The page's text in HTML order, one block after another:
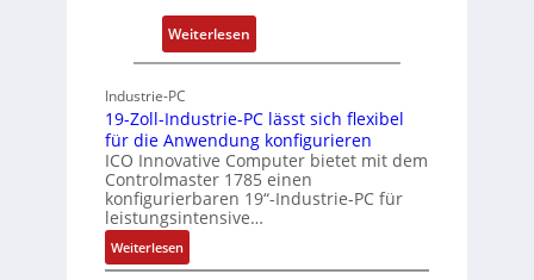
u
n
g
t
-
A
c
h
i
t
e
Weiterlesen:
P
s
i
c
a
Industrie-PC
19-Zoll-Industrie-PC lässt sich flexibel
für die Anwendung konfigurieren
ICO Innovative Computer bietet mit dem
Controlmaster 1785 einen
konfigurierbaren 19“-Industrie-PC für
leistungsintensive…
Weiterlesen:
1